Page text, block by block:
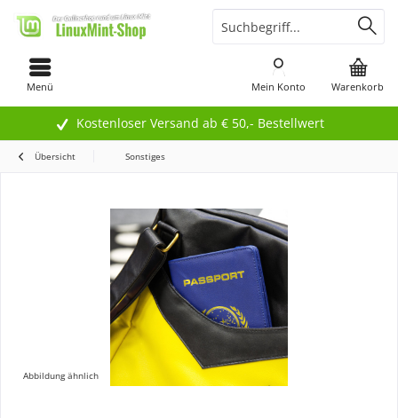
Kostenloser Versand ab € 50,- Bestellwert
Menü Warenkorb
Mein Konto
Übersicht Sonstiges
Abbildung ähnlich